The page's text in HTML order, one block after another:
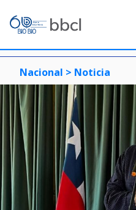
Nacional > Noticia